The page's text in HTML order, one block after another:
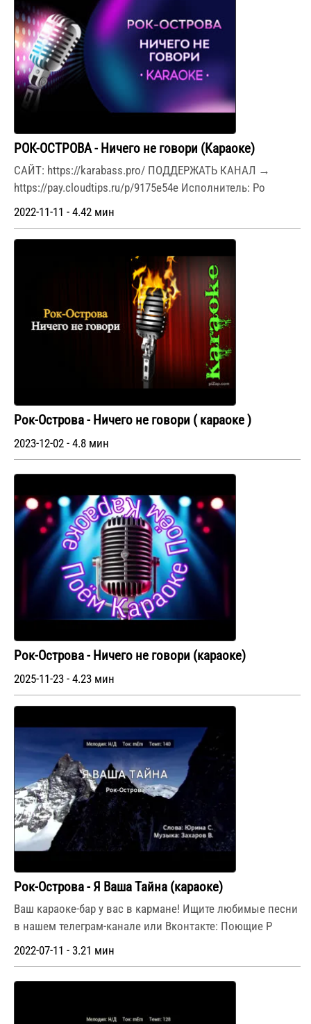
РОК-ОСТРОВА - Ничего не говори (Караоке)
САЙТ: https://karabass.pro/ ПОДДЕРЖАТЬ КАНАЛ →
https://pay.cloudtips.ru/p/9175e54e Исполнитель: Ро
2022-11-11 - 4.42 мин
Рок-Острова - Ничего не говори ( караоке )
2023-12-02 - 4.8 мин
Рок-Острова - Ничего не говори (караоке)
2025-11-23 - 4.23 мин
Рок-Острова - Я Ваша Тайна (караоке)
Ваш караоке-бар у вас в кармане! Ищите любимые песни
в нашем телеграм-канале или Вконтакте: Поющие Р
2022-07-11 - 3.21 мин